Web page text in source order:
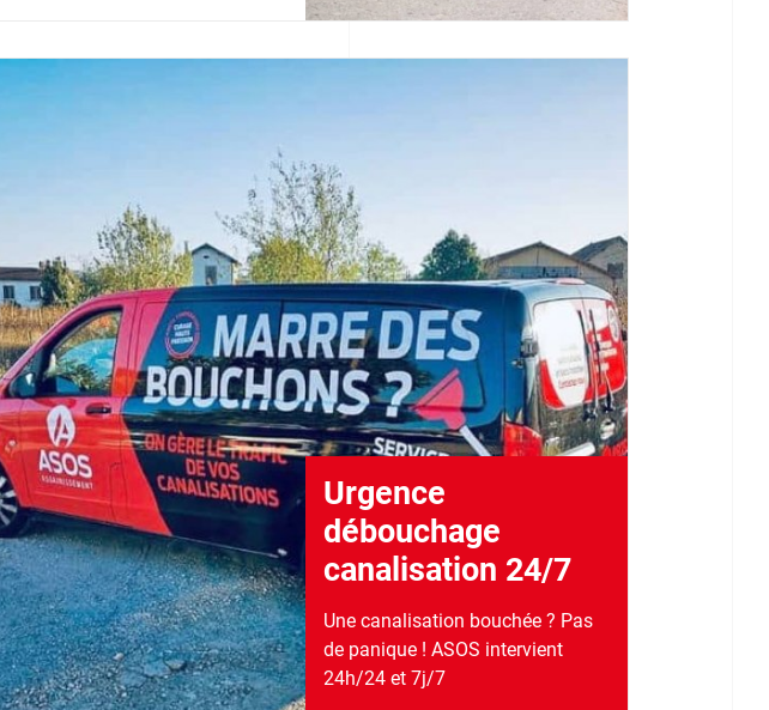
Urgence
débouchage
canalisation 24/7
Une canalisation bouchée ? Pas
de panique ! ASOS intervient
24h/24 et 7j/7